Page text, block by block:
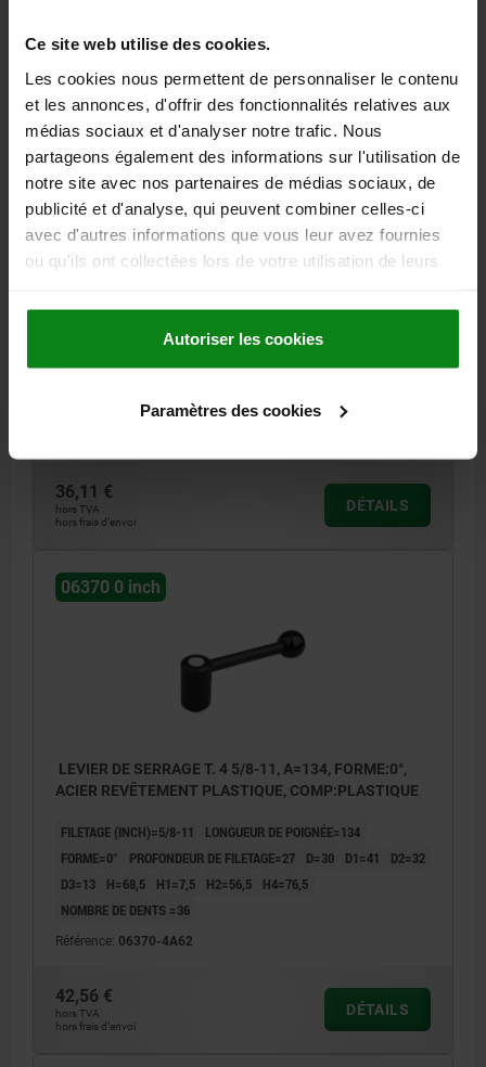
Ce site web utilise des cookies.
Les cookies nous permettent de personnaliser le contenu
et les annonces, d'offrir des fonctionnalités relatives aux
médias sociaux et d'analyser notre trafic. Nous
partageons également des informations sur l'utilisation de
notre site avec nos partenaires de médias sociaux, de
publicité et d'analyse, qui peuvent combiner celles-ci
avec d'autres informations que vous leur avez fournies
ou qu'ils ont collectées lors de votre utilisation de leurs
Autoriser les cookies
Paramètres des cookies
hors frais d’envoi
06370 0 inch
ACIER REVÊTEMENT PLASTIQUE, COMP:PLASTIQUE
H1=6 H2=47 H4=65 NOMBRE DE DENTS =26
36,11 €
hors TVA
hors frais d’envoi
DÉTAILS
06370 0 inch
LEVIER DE SERRAGE T. 4 5/8-11, A=134, FORME:0°,
ACIER REVÊTEMENT PLASTIQUE, COMP:PLASTIQUE
FILETAGE (INCH)=5/8-11
LONGUEUR DE POIGNÉE=134
FORME=0°
PROFONDEUR DE FILETAGE=27 D=30 D1=41
D2=32
D3=13
H=68,5 H1=7,5 H2=56,5
H4=76,5
NOMBRE DE DENTS =36
Référence: 06370-4A62
42,56 €
hors TVA
hors frais d’envoi
DÉTAILS